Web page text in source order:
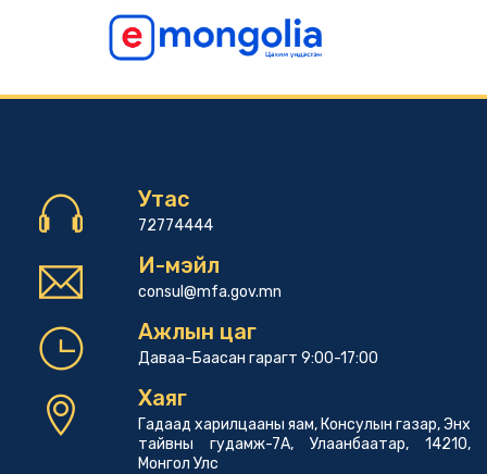
Утас
72774444
И-мэйл
consul@mfa.gov.mn
Ажлын цаг
Даваа-Баасан гарагт 9:00-17:00
Хаяг
Гадаад харилцааны яам, Консулын газар, Энх
тайвны гудамж-7А, Улаанбаатар, 14210,
Монгол Улс